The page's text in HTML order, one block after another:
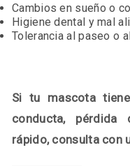
Cambios en sueño o
Higiene dental y mal
Tolerancia al paseo o
Si tu mascota
conducta, pérdida
rápido, consulta con